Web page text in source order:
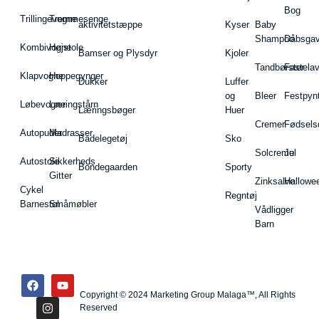
Trillingevogne
Kombivogne
Klapvogne
Løbevogne
Autopuder
Autostole
Cykel
Barnestol
Tremmesenge
Højstole
Hoppegynger
Læringstårn
Madrasser
Sikkerheds
Gitter
Småmøbler
aktivitetstæppe
Bamser og Plysdyr
Dukker
Læringsbøger
Badelegetøj
Bondegaarden
Kyser
Kjoler
Luffer
og
Huer
Sko
Sporty
Regntøj
Baby
Shampoo
Tandbørster
Bleer
Cremer
Solcreme
Zinksalve
Vådligger
Barn
Bog
Jul
Copyright © 2024 Marketing Group Malaga™, All Rights
Reserved